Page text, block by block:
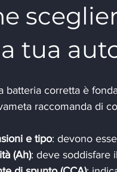
tua
batteria corretta è
raccomanda di
e tipo: devono
(Ah): deve soddisfare